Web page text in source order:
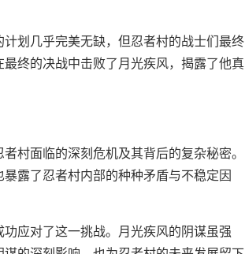
划几乎完美无缺，但忍者村的战士们最终
终的决战中击败了月光疾风，揭露了他真
村面临的深刻危机及其背后的复杂秘密。
露了忍者村内部的种种矛盾与不稳定因
应对了这一挑战。月光疾风的阴谋虽强